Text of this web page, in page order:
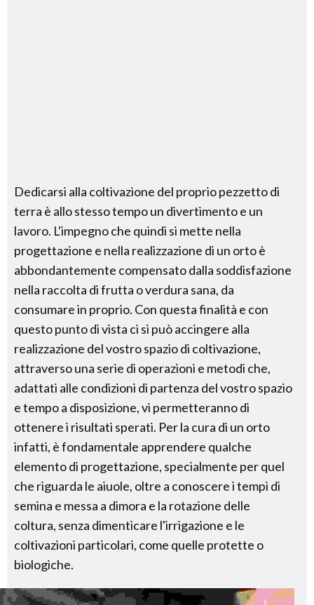
Dedicarsi alla coltivazione del proprio pezzetto di
terra è allo stesso tempo un divertimento e un
lavoro. L'impegno che quindi si mette nella
progettazione e nella realizzazione di un orto è
abbondantemente compensato dalla soddisfazione
nella raccolta di frutta o verdura sana, da
consumare in proprio. Con questa finalità e con
questo punto di vista ci si può accingere alla
realizzazione del vostro spazio di coltivazione,
attraverso una serie di operazioni e metodi che,
adattati alle condizioni di partenza del vostro spazio
e tempo a disposizione, vi permetteranno di
ottenere i risultati sperati. Per la cura di un orto
infatti, è fondamentale apprendere qualche
elemento di progettazione, specialmente per quel
che riguarda le aiuole, oltre a conoscere i tempi di
semina e messa a dimora e la rotazione delle
coltura, senza dimenticare l'irrigazione e le
coltivazioni particolari, come quelle protette o
biologiche.